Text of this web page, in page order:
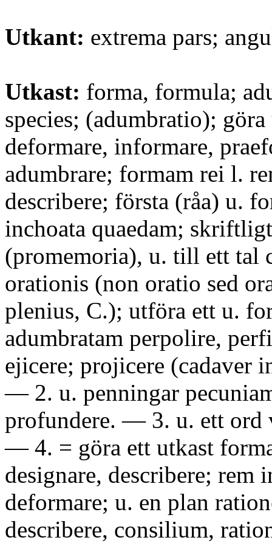
Utkant: extrema pars;
Utkast: forma, formula;
species; (adumbratio);
deformare, informare,
adumbrare; formam rei l.
describere; första (råa) u.
inchoata quaedam;
(promemoria), u. till ett tal
orationis (non oratio sed
plenius, C.); utföra ett u.
adumbratam perpolire,
ejicere; projicere (cadaver
— 2. u. penningar
profundere. — 3. u. ett ord
— 4. = göra ett utkast
designare, describere; rem
deformare; u. en plan
describere, consilium,